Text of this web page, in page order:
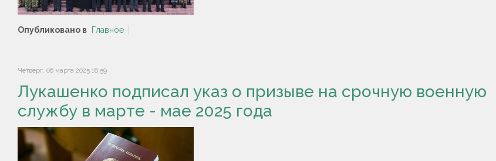
Опубликовано в Главное
Четверг, 06 марта 2025 18:59
Лукашенко подписал указ о призыве на срочную военную
службу в марте - мае 2025 года